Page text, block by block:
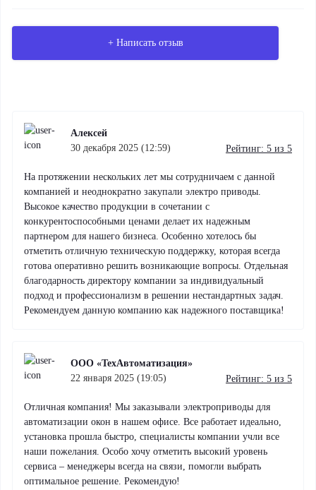
+ Написать отзыв
Алексей
30 декабря 2025 (12:59)
Рейтинг: 5 из 5
На протяжении нескольких лет мы сотрудничаем с данной
компанией и неоднократно закупали электро приводы.
Высокое качество продукции в сочетании с
конкурентоспособными ценами делает их надежным
партнером для нашего бизнеса. Особенно хотелось бы
отметить отличную техническую поддержку, которая всегда
готова оперативно решить возникающие вопросы. Отдельная
благодарность директору компании за индивидуальный
подход и профессионализм в решении нестандартных задач.
Рекомендуем данную компанию как надежного поставщика!
ООО «ТехАвтоматизация»
22 января 2025 (19:05)
Рейтинг: 5 из 5
Отличная компания! Мы заказывали электроприводы для
автоматизации окон в нашем офисе. Все работает идеально,
установка прошла быстро, специалисты компании учли все
наши пожелания. Особо хочу отметить высокий уровень
сервиса – менеджеры всегда на связи, помогли выбрать
оптимальное решение. Рекомендую!
Рейтинг компании
*Ваше имя
Ваш отзыв
Внимание: